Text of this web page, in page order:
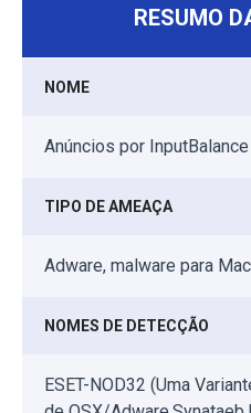
RESUMO
NOME
Anúncios por InputBalance
TIPO DE AMEAÇA
Adware, malware para
NOMES DE DETECÇÃO
ESET-NOD32 (Uma